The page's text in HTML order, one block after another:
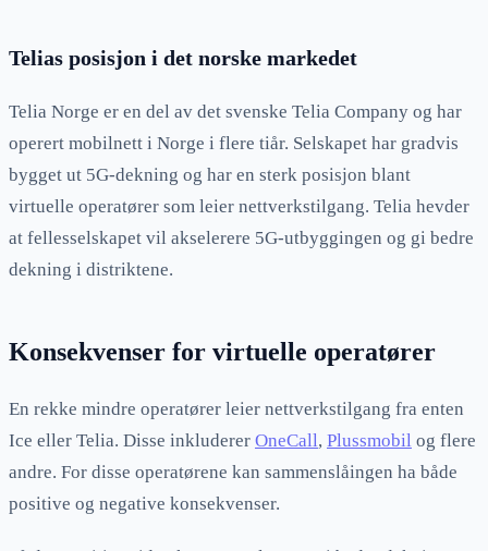
Telias posisjon i det norske markedet
Telia Norge er en del av det svenske Telia Company og har
operert mobilnett i Norge i flere tiår. Selskapet har gradvis
bygget ut 5G-dekning og har en sterk posisjon blant
virtuelle operatører som leier nettverkstilgang. Telia hevder
at fellesselskapet vil akselerere 5G-utbyggingen og gi bedre
dekning i distriktene.
Konsekvenser for virtuelle operatører
En rekke mindre operatører leier nettverkstilgang fra enten
Ice eller Telia. Disse inkluderer OneCall, Plussmobil og flere
andre. For disse operatørene kan sammenslåingen ha både
positive og negative konsekvenser.